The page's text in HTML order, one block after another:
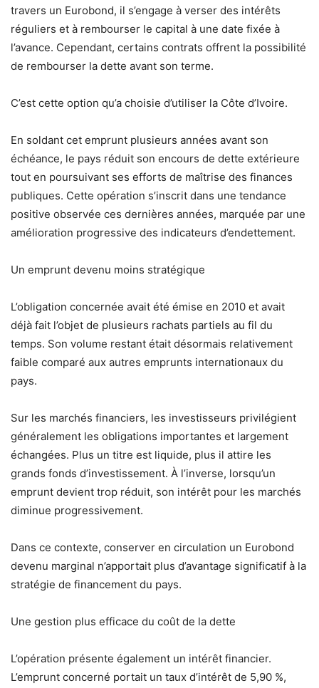
travers un Eurobond, il s’engage à verser des intérêts
réguliers et à rembourser le capital à une date fixée à
l’avance. Cependant, certains contrats offrent la possibilité
de rembourser la dette avant son terme.
C’est cette option qu’a choisie d’utiliser la Côte d’Ivoire.
En soldant cet emprunt plusieurs années avant son
échéance, le pays réduit son encours de dette extérieure
tout en poursuivant ses efforts de maîtrise des finances
publiques. Cette opération s’inscrit dans une tendance
positive observée ces dernières années, marquée par une
amélioration progressive des indicateurs d’endettement.
Un emprunt devenu moins stratégique
L’obligation concernée avait été émise en 2010 et avait
déjà fait l’objet de plusieurs rachats partiels au fil du
temps. Son volume restant était désormais relativement
faible comparé aux autres emprunts internationaux du
pays.
Sur les marchés financiers, les investisseurs privilégient
généralement les obligations importantes et largement
échangées. Plus un titre est liquide, plus il attire les
grands fonds d’investissement. À l’inverse, lorsqu’un
emprunt devient trop réduit, son intérêt pour les marchés
diminue progressivement.
Dans ce contexte, conserver en circulation un Eurobond
devenu marginal n’apportait plus d’avantage significatif à la
stratégie de financement du pays.
Une gestion plus efficace du coût de la dette
L’opération présente également un intérêt financier.
L’emprunt concerné portait un taux d’intérêt de 5,90 %,